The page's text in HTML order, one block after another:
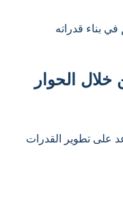
بناء قدراته
الحوار
على تطوير القدرات